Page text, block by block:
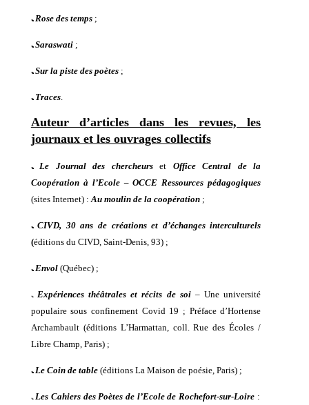
ﹳ Rose des temps;
ﹳ Saraswati ;
ﹳ Sur la piste des poètes ;
ﹳ Traces.
Auteur d’articles dans les revues, les
journaux et les ouvrages collectifs
ﹳ Le Journal des chercheurset Office Central de la
Coopération à l’Ecole – OCCE Ressources pédagogiques
(sites Internet) :Au moulin de la coopération;
ﹳ CIVD, 30 ans de créations et d’échanges interculturels
(éditions du CIVD, Saint-Denis, 93) ;
ﹳ Envol (Québec) ;
ﹳ Expériences théâtrales et récits de soi–Une université
populaire sous confinement Covid 19 ; Préface d’Hortense
Archambault (éditions L’Harmattan, coll. Rue desÉcoles /
Libre Champ, Paris);
ﹳ Le Coin de table (éditions La Maison de poésie, Paris) ;
ﹳ Les Cahiers des Poètes de l’Ecole de Rochefort-sur-Loire :